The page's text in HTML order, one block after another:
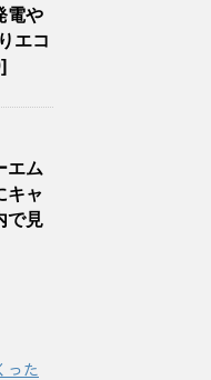
電や
エコ
エム
キャ
で見
った